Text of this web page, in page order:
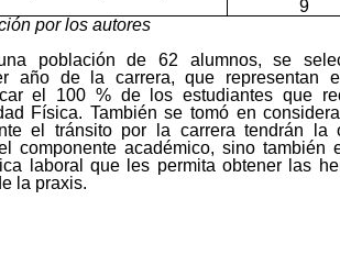
9
por los autores
población de 62 alumnos, se
año de la carrera, que representan
el 100 % de los estudiantes que
Física. También se tomó en
el tránsito por la carrera tendrán la
componente académico, sino también
laboral que les permita obtener las
la praxis.